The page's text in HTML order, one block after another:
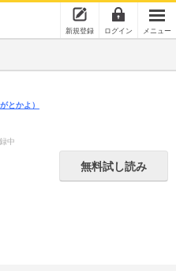
新規登録 ログイン メニュー
がとかよ）
中
無料試し読み